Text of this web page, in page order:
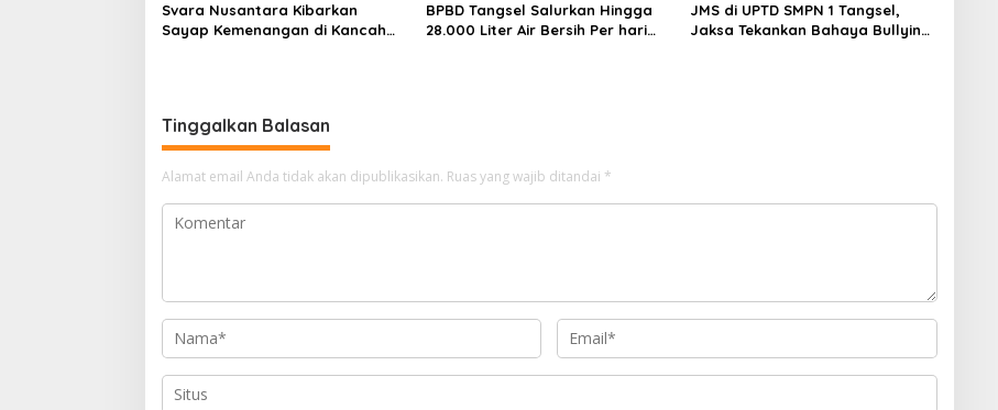
Svara Nusantara Kibarkan
Sayap Kemenangan di Kancah
BPBD Tangsel Salurkan Hingga
28.000 Liter Air Bersih Per hari
JMS di UPTD SMPN 1 Tangsel,
Jaksa Tekankan Bahaya Bullying
Tinggalkan Balasan
Alamat email Anda tidak akan dipublikasikan. Ruas yang wajib ditandai *